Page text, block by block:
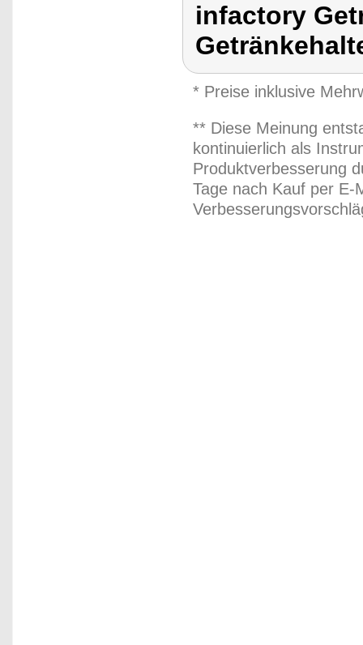
infactory
* Preise inklusive
** Diese Meinung
kontinuierlich als
Produktverbesserung
Tage nach Kauf per E-